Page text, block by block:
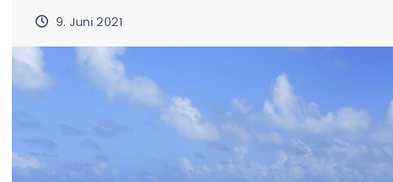
9. Juni 2021